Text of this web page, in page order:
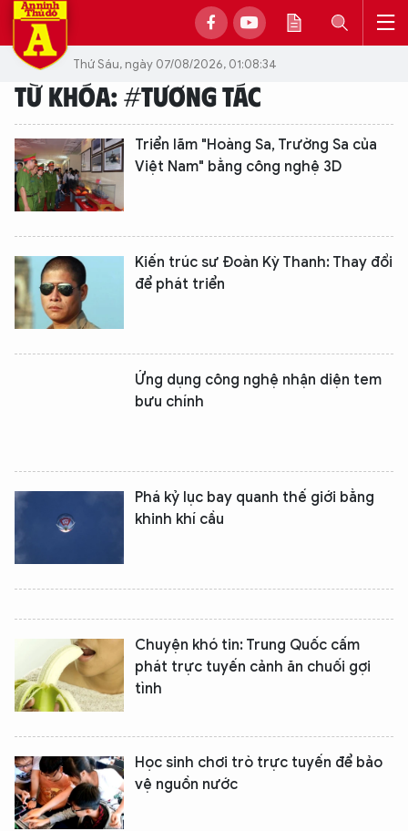
Thứ Sáu, ngày 07/08/2026, 01:08:34
TỪ KHÓA: #TƯƠNG TÁC
Triển lãm "Hoàng Sa, Trường Sa của
Việt Nam" bằng công nghệ 3D
Kiến trúc sư Đoàn Kỳ Thanh: Thay đổi
để phát triển
Ứng dụng công nghệ nhận diện tem
bưu chính
Phá kỷ lục bay quanh thế giới bằng
khinh khí cầu
Chuyện khó tin: Trung Quốc cấm
phát trực tuyến cảnh ăn chuối gợi
tình
Học sinh chơi trò trực tuyến để bảo
vệ nguồn nước